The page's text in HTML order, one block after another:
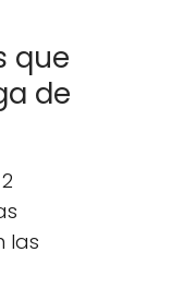
que
de
las